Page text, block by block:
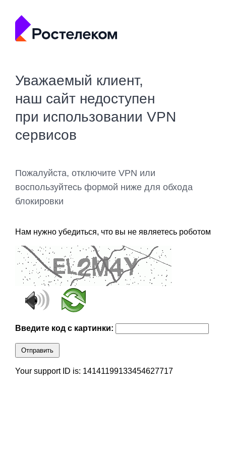
Уважаемый клиент,
наш сайт недоступен
при использовании VPN
сервисов
Пожалуйста, отключите VPN или
воспользуйтесь формой ниже для обхода
блокировки
Нам нужно убедиться, что вы не являетесь роботом
Введите код с картинки:
Отправить
Your support ID is: 14141199133454627717